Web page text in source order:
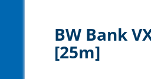
BW Bank
[25m]